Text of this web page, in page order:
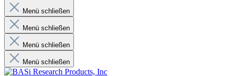
Menü schließen
Menü schließen
Menü schließen
Menü schließen